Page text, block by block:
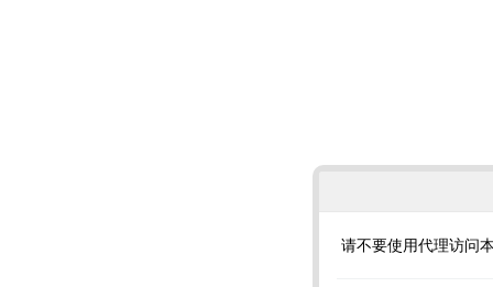
请不要使用代理访问